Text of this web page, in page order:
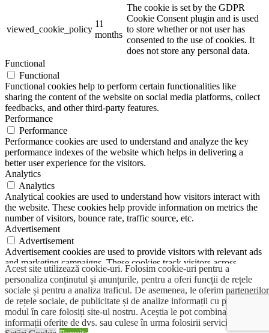
Acest site utilizează cookie-uri. Folosim cookie-uri pentru a
personaliza conținutul și anunțurile, pentru a oferi funcții de rețele
sociale și pentru a analiza traficul. De asemenea, le oferim partenerilor
de rețele sociale, de publicitate și de analize informații cu privire la
modul în care folosiți site-ul nostru. Aceștia le pot combina cu alte
informații oferite de dvs. sau culese în urma folosirii serviciilor lor.
viewed_cookie_policy
11
months
The cookie is set by the GDPR
Cookie Consent plugin and is used
to store whether or not user has
consented to the use of cookies. It
does not store any personal data.
Functional
Functional
Functional cookies help to perform certain functionalities like
sharing the content of the website on social media platforms, collect
feedbacks, and other third-party features.
Performance
Performance
Performance cookies are used to understand and analyze the key
performance indexes of the website which helps in delivering a
better user experience for the visitors.
Analytics
Analytics
Analytical cookies are used to understand how visitors interact with
the website. These cookies help provide information on metrics the
number of visitors, bounce rate, traffic source, etc.
Advertisement
Advertisement
Advertisement cookies are used to provide visitors with relevant ads
and marketing campaigns. These cookies track visitors across
websites and collect information to provide customized ads.
Others
Others
Other uncategorized cookies are those that are being analyzed and
have not been classified into a category as yet.
SALVEAZĂ ȘI ACCEPTĂ